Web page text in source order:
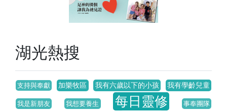
湖光熱搜
支持與奉獻 加樂牧區 我有六歲以下的小孩 我有學齡兒童
我是新朋友 我想要養生 每日靈修 事奉團隊